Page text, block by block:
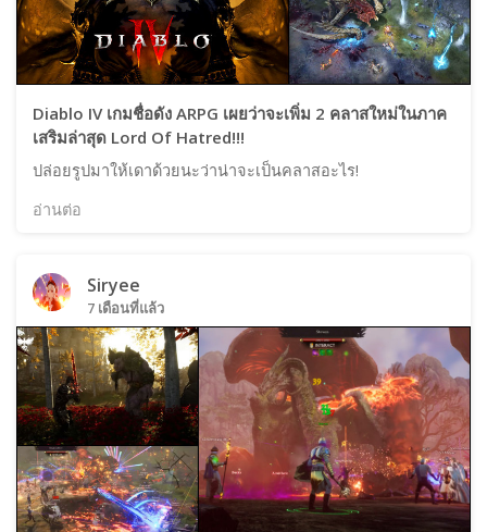
Diablo IV เกมชื่อดัง ARPG เผยว่าจะเพิ่ม 2 คลาสใหม่ในภาค
เสริมล่าสุด Lord Of Hatred!!!
ปล่อยรูปมาให้เดาด้วยนะว่าน่าจะเป็นคลาสอะไร!
อ่านต่อ
Siryee
7 เดือนที่แล้ว